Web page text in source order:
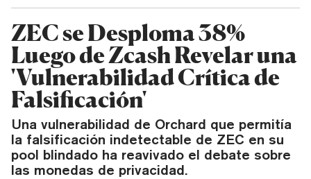
ZEC se Desploma 38%
Luego de Zcash Revelar una
'Vulnerabilidad Crítica de
Falsificación'
Una vulnerabilidad de Orchard que permitía
la falsificación indetectable de ZEC en su
pool blindado ha reavivado el debate sobre
las monedas de privacidad.